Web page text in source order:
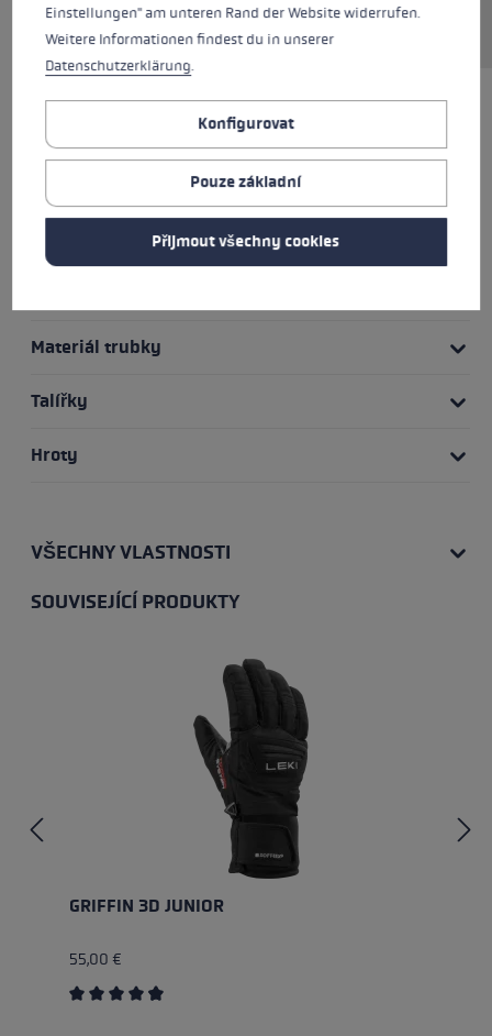
robustní a zároveň lehká.
Rukojeťový systém
Materiál trubky
Talířky
Hroty
VŠECHNY VLASTNOSTI
SOUVISEJÍCÍ PRODUKTY
GRIFFIN 3D JUNIOR
55,00 €
Einstellungen" am unteren Rand der Website widerrufen.
Weitere Informationen findest du in unserer
Datenschutzerklärung.
Konfigurovat
Pouze základní
Přijmout všechny cookies